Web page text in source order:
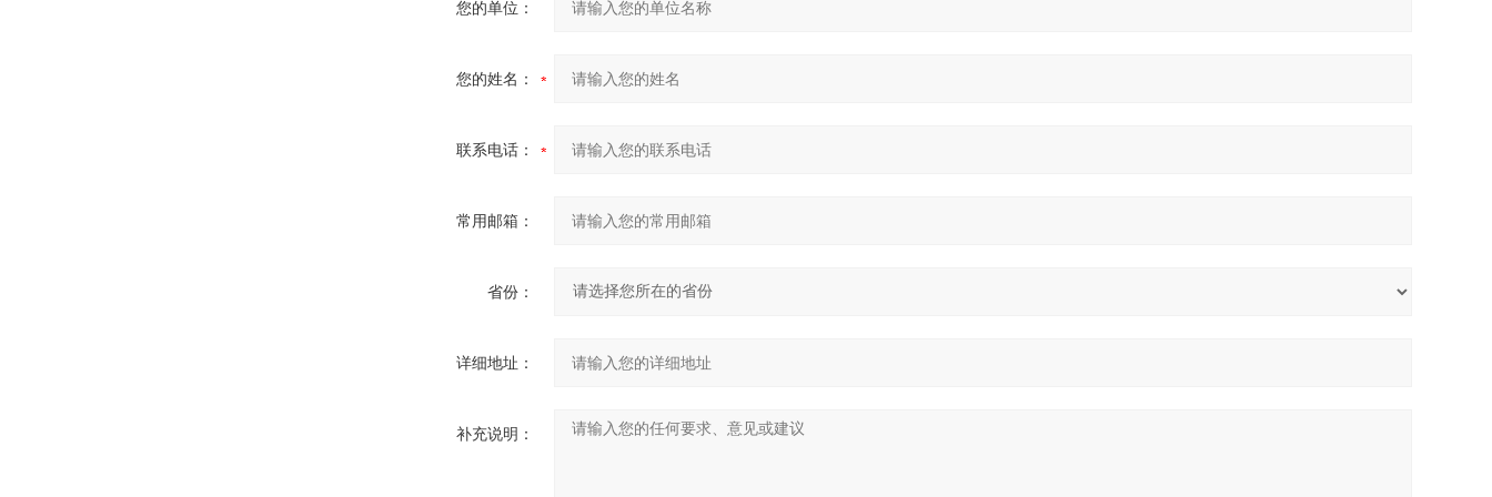
您的单位：
您的姓名：
联系电话：
常用邮箱：
省份：
详细地址：
补充说明：